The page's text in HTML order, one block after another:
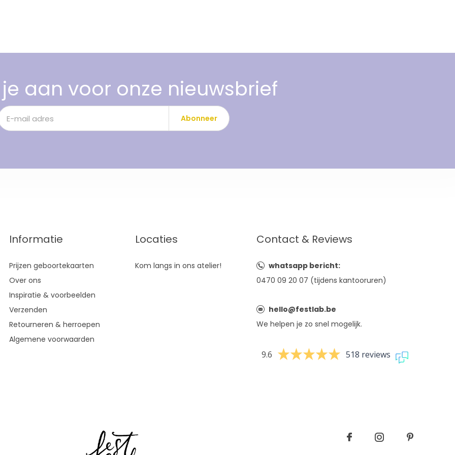
aan voor onze nieuwsbrief
Abonneer
Informatie
Prijzen geboortekaarten
Over ons
Inspiratie & voorbeelden
Verzenden
Retourneren & herroepen
Algemene voorwaarden
Locaties
Kom langs in ons atelier!
Contact & Reviews
whatsapp bericht:
0470 09 20 07 (tijdens kantooruren)
hello@festlab.be
We helpen je zo snel mogelijk.
9.6 518 reviews